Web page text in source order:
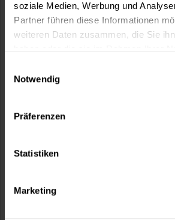
soziale Medien, Werbung und
Partner führen diese Informationen
weiteren Daten zusammen, die Sie
Notwendig
Präferenzen
Statistiken
Marketing
Fragen zum Artikel?
Sie möchten eine größere
Versand innerhalb von 48h*